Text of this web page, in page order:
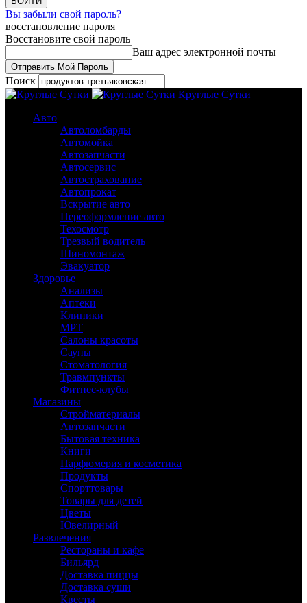
Вы забыли свой пароль?
восстановление пароля
Восстановите свой пароль
Ваш адрес электронной почты
Поиск
Круглые Сутки
Авто
Автоломбарды
Автомойка
Автозапчасти
Автосервис
Автострахование
Автопрокат
Вскрытие авто
Переоформление авто
Техосмотр
Трезвый водитель
Шиномонтаж
Эвакуатор
Здоровье
Анализы
Аптеки
Клиники
МРТ
Салоны красоты
Сауны
Стоматология
Травмпункты
Фитнес-клубы
Магазины
Стройматериалы
Автозапчасти
Бытовая техника
Книги
Парфюмерия и косметика
Продукты
Спорттовары
Товары для детей
Цветы
Ювелирный
Развлечения
Рестораны и кафе
Бильярд
Доставка пиццы
Доставка суши
Квесты